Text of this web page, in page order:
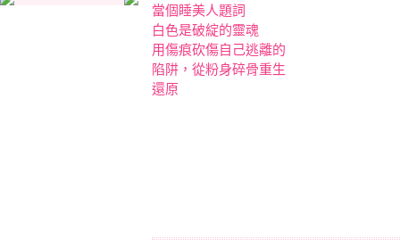
當個睡美人題詞
白色是破綻的靈魂
用傷痕砍傷自己逃離的
陷阱，從粉身碎骨重生
還原